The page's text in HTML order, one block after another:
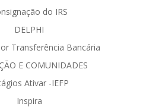
do IRS
DELPHI
Transferência Bancária
E COMUNIDADES
Ativar -IEFP
Inspira